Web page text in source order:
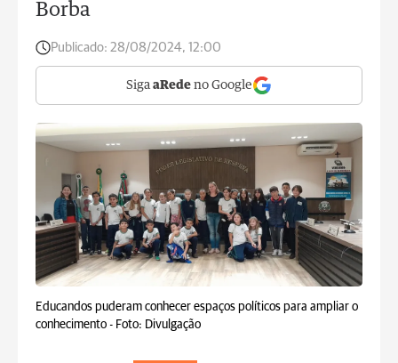
Borba
Publicado: 28/08/2024, 12:00
Siga aRede no Google
Educandos puderam conhecer espaços políticos para ampliar o
conhecimento - Foto: Divulgação